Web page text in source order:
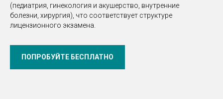
(педиатрия, гинекология и акушерство, внутренние
болезни, хирургия), что соответствует структуре
лицензионного экзамена.
ПОПРОБУЙТЕ БЕСПЛАТНО